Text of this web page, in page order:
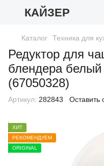
КАЙЗЕР
Каталог Техника для
Редуктор для
блендера
(67050328)
Артикул: 282843 Оставить
ХИТ
РЕКОМЕНДУЕМ
ORIGINAL